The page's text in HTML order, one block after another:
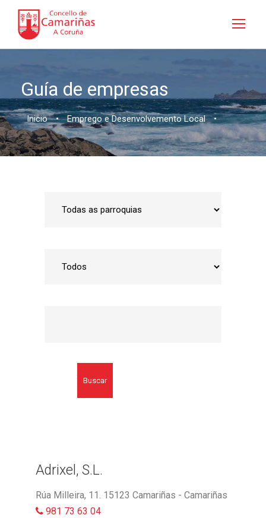
Guía de empresas
Inicio • Emprego e Desenvolvemento Local •
Buscar
Adrixel, S.L.
Rúa Milleira, 11. 15123 Camariñas - Camariñas
981 73 63 04